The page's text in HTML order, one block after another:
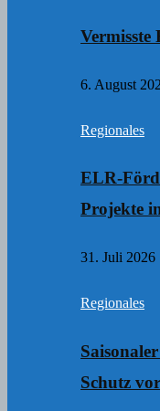
Vermisste
6. August
Regionales
ELR-
Projekte
31. Juli 2026
Regionales
Schutz